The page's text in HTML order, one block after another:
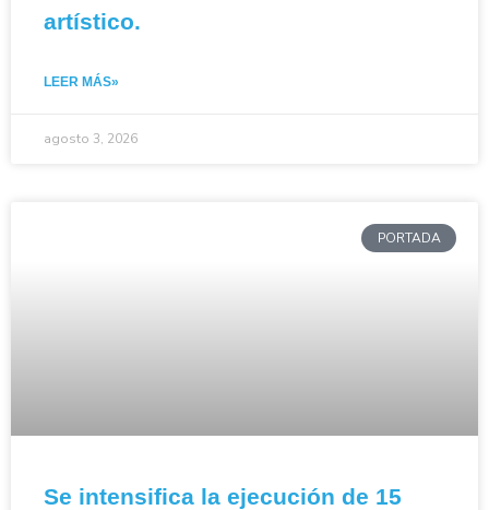
artístico.
LEER MÁS»
agosto 3, 2026
PORTADA
Se intensifica la ejecución de 15